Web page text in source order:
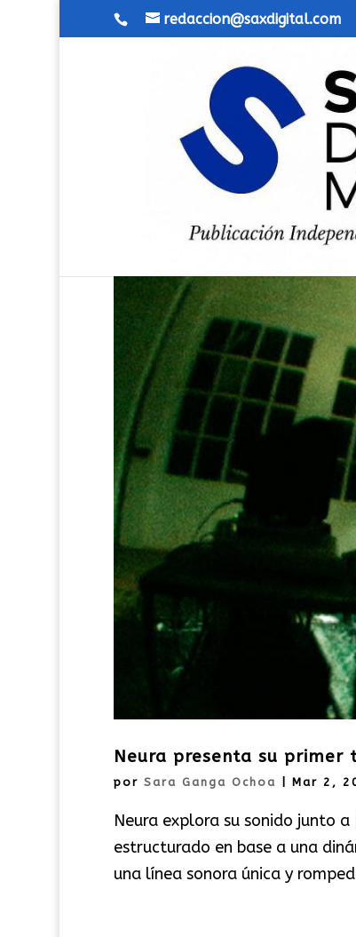
redaccion@saxdigital.com
Neura presenta su primer
por Sara Ganga Ochoa Mar 2,
Neura explora su sonido junto
estructurado en base a una
una línea sonora única y